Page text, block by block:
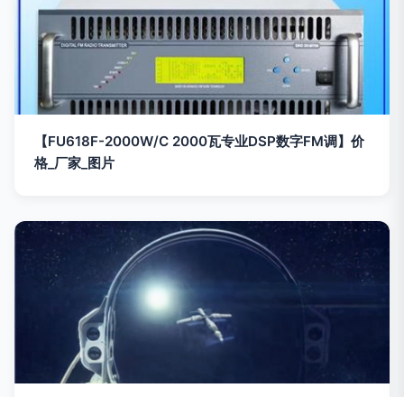
【FU618F-2000W/C 2000瓦专业DSP数字FM调】价
格_厂家_图片